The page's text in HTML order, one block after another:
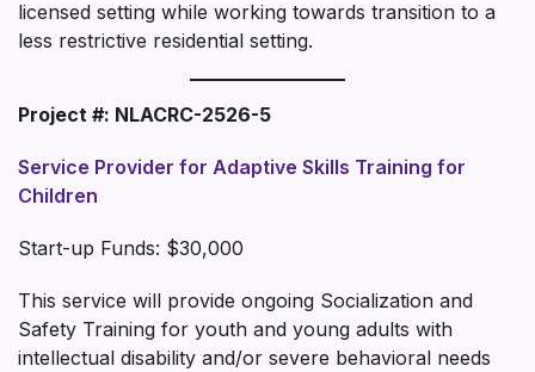
licensed setting while working towards transition to a
less restrictive residential setting.
Project #: NLACRC-2526-5
Service Provider for Adaptive Skills Training for
Children
Start-up Funds: $30,000
This service will provide ongoing Socialization and
Safety Training for youth and young adults with
intellectual disability and/or severe behavioral needs